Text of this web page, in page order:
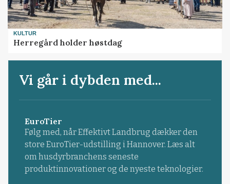
KULTUR
Herregård holder høstdag
Vi går i dybden med...
EuroTier
Følg med, når Effektivt Landbrug dækker den
store EuroTier-udstilling i Hannover. Læs alt
om husdyrbranchens seneste
produktinnovationer og de nyeste teknologier.